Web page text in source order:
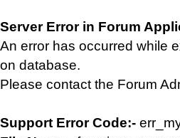
Server Error in Forum
An error has occurred while
on database.
Please contact the Forum
Support Error Code:-